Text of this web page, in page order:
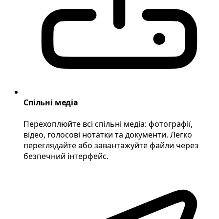
Спільні медіа
Перехоплюйте всі спільні медіа: фотографії,
відео, голосові нотатки та документи. Легко
переглядайте або завантажуйте файли через
безпечний інтерфейс.